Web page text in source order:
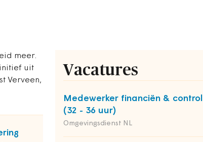
meer.
uit
Verveen,
Vacatures
Medewerker financiën & control
(32 - 36 uur)
Omgevingsdienst NL